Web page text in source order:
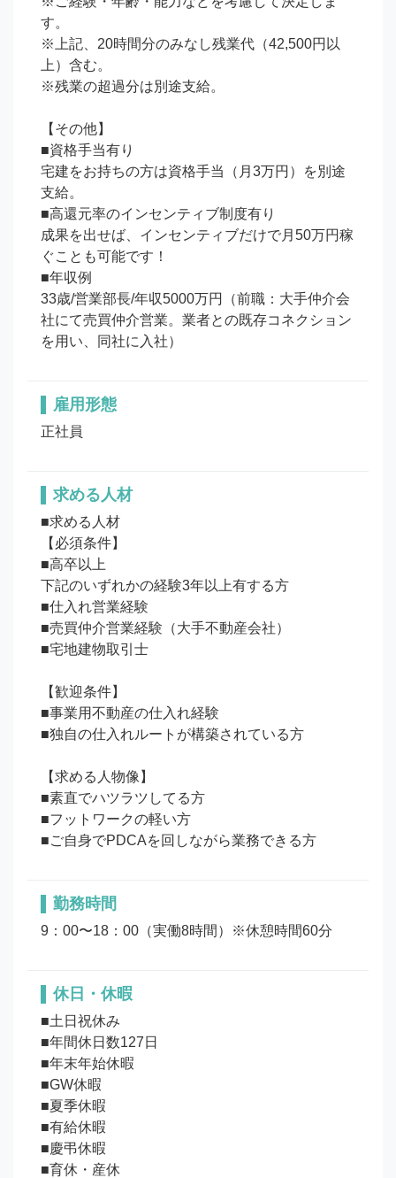
す。
※上記、20時間分のみなし残業代（42,500円以
上）含む。
※残業の超過分は別途支給。
【その他】
■資格手当有り
宅建をお持ちの方は資格手当（月3万円）を別途
支給。
■高還元率のインセンティブ制度有り
成果を出せば、インセンティブだけで月50万円稼
ぐことも可能です！
■年収例
33歳/営業部長/年収5000万円（前職：大手仲介会
社にて売買仲介営業。業者との既存コネクション
を用い、同社に入社）
雇用形態
正社員
求める人材
■求める人材
【必須条件】
■高卒以上
下記のいずれかの経験3年以上有する方
■仕入れ営業経験
■売買仲介営業経験（大手不動産会社）
■宅地建物取引士
【歓迎条件】
■事業用不動産の仕入れ経験
■独自の仕入れルートが構築されている方
【求める人物像】
■素直でハツラツしてる方
■フットワークの軽い方
勤務時間
9：00〜18：00（実働8時間）※休憩時間60分
休日・休暇
■土日祝休み
■年間休日数127日
■年末年始休暇
■GW休暇
■夏季休暇
■有給休暇
■慶弔休暇
■育休・産休